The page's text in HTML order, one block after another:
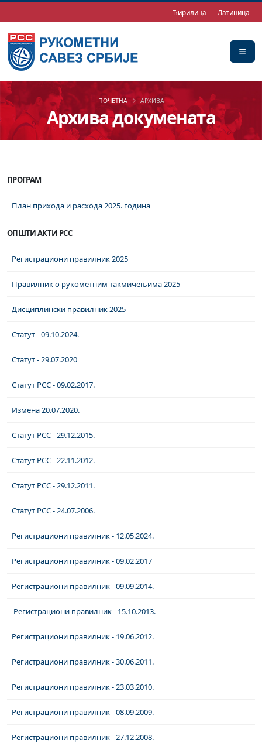
Ћирилица Латиница
Архива докумената
ПОЧЕТНА АРХИВА
ПРОГРАМ
План прихода и расхода 2025. година
ОПШТИ АКТИ РСС
Регистрациони правилник 2025
Правилник о рукометним такмичењима 2025
Дисциплински правилник 2025
Статут - 09.10.2024.
Статут - 29.07.2020
Статут РСС - 09.02.2017.
Измена 20.07.2020.
Статут РСС - 29.12.2015.
Статут РСС - 22.11.2012.
Статут РСС - 29.12.2011.
Статут РСС - 24.07.2006.
Регистрациони правилник - 12.05.2024.
Регистрациони правилник - 09.02.2017
Регистрациони правилник - 09.09.2014.
Регистрациони правилник - 15.10.2013.
Регистрациони правилник - 19.06.2012.
Регистрациони правилник - 30.06.2011.
Регистрациони правилник - 23.03.2010.
Регистрациони правилник - 08.09.2009.
Регистрациони правилник - 27.12.2008.